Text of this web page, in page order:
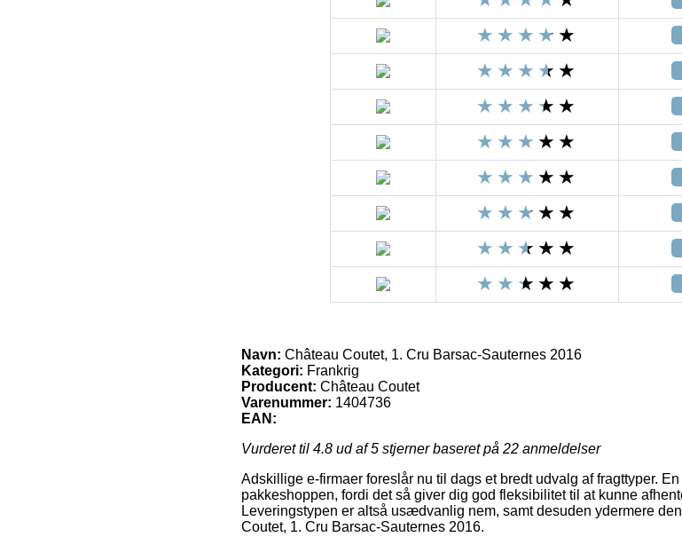
Navn: Château Coutet, 1. Cru Barsac-Sauternes 2016
Kategori: Frankrig
Producent: Château Coutet
Varenummer: 1404736
EAN:
Vurderet til 4.8 ud af 5 stjerner baseret på 22 anmeldelser
Adskillige e-firmaer foreslår nu til dags et bredt udvalg af fragttyper.
pakkeshoppen, fordi det så giver dig god fleksibilitet til at kunne
Leveringstypen er altså usædvanlig nem, samt desuden ydermere
Coutet, 1. Cru Barsac-Sauternes 2016.